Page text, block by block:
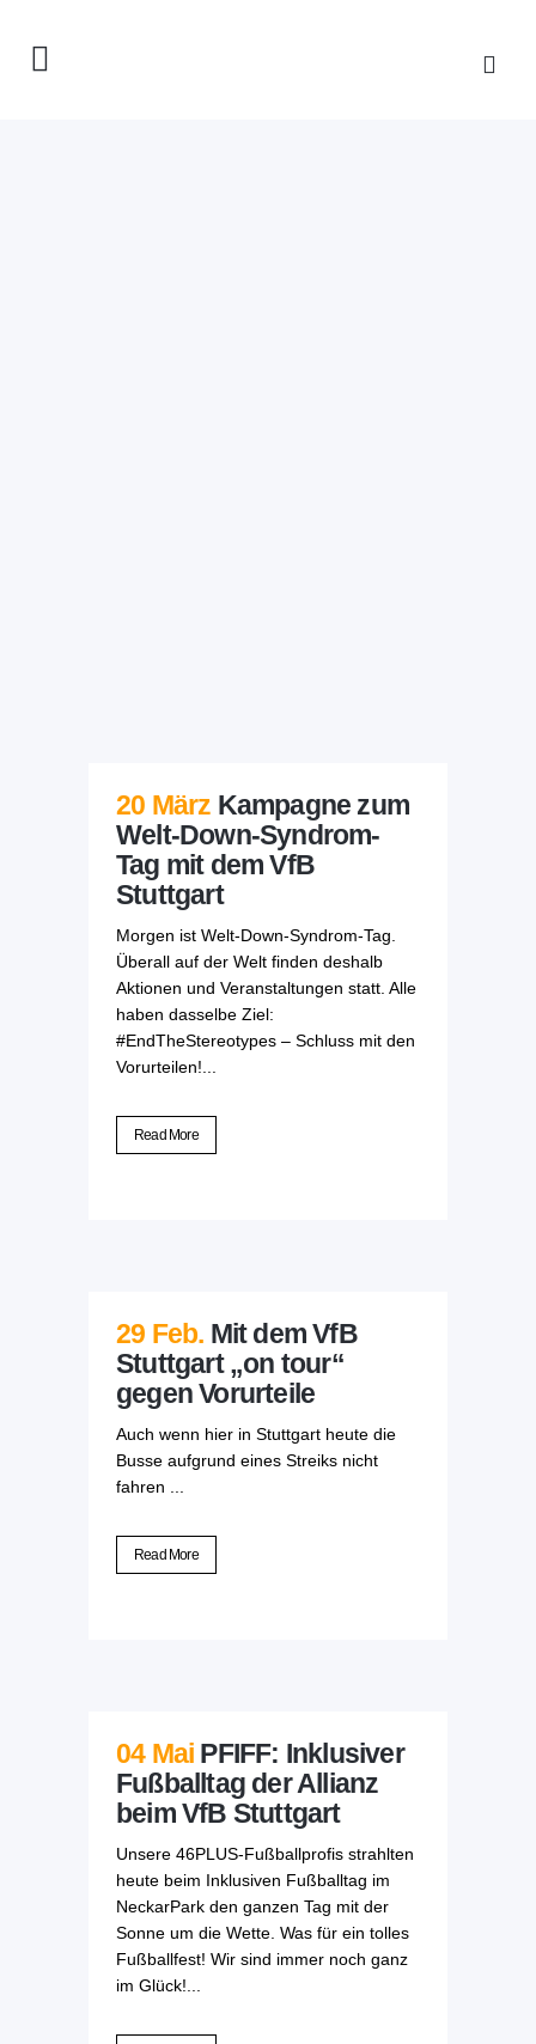
20 März Kampagne zum
Welt-Down-Syndrom-
Tag mit dem VfB
Stuttgart
Morgen ist Welt-Down-Syndrom-Tag.
Überall auf der Welt finden deshalb
Aktionen und Veranstaltungen statt. Alle
haben dasselbe Ziel:
#EndTheStereotypes – Schluss mit den
Vorurteilen!...
Read More
29 Feb. Mit dem VfB
Stuttgart „on tour“
gegen Vorurteile
Auch wenn hier in Stuttgart heute die
Busse aufgrund eines Streiks nicht
fahren ...
Read More
04 Mai PFIFF: Inklusiver
Fußballtag der Allianz
beim VfB Stuttgart
Unsere 46PLUS-Fußballprofis strahlten
heute beim Inklusiven Fußballtag im
NeckarPark den ganzen Tag mit der
Sonne um die Wette. Was für ein tolles
Fußballfest! Wir sind immer noch ganz
im Glück!...